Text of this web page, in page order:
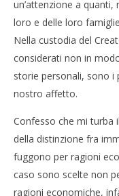
un’attenzione a
loro e delle loro
Nella custodia del
considerati non in
storie personali, sono i
nostro affetto.
Confesso che mi
della distinzione fra
fuggono per ragioni
caso sono scelte non
ragioni economiche,